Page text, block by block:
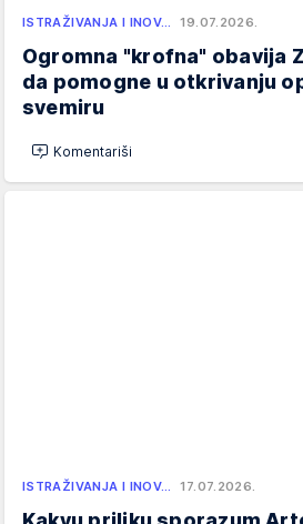
ISTRAŽIVANJA I INOV… 19.07.2026.
Ogromna "krofna" obavija
da pomogne u otkrivanju
svemiru
Komentariši
ISTRAŽIVANJA I INOV… 17.07.2026.